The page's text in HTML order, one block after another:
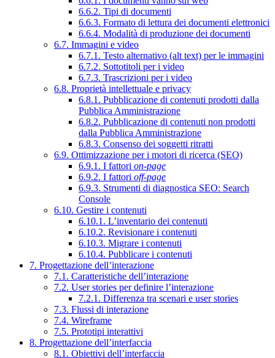
6.6.2. Tipi di documenti
6.6.3. Formato di lettura dei documenti elettronici
6.6.4. Modalità di produzione dei documenti
6.7. Immagini e video
6.7.1. Testo alternativo (alt text) per le immagini
6.7.2. Sottotitoli per i video
6.7.3. Trascrizioni per i video
6.8. Proprietà intellettuale e privacy
6.8.1. Pubblicazione di contenuti prodotti dalla
Pubblica Amministrazione
6.8.2. Pubblicazione di contenuti non prodotti
dalla Pubblica Amministrazione
6.8.3. Consenso dei soggetti ritratti
6.9. Ottimizzazione per i motori di ricerca (SEO)
6.9.1. I fattori on-page
6.9.2. I fattori off-page
6.9.3. Strumenti di diagnostica SEO: Search
Console
6.10. Gestire i contenuti
6.10.1. L’inventario dei contenuti
6.10.2. Revisionare i contenuti
6.10.3. Migrare i contenuti
6.10.4. Pubblicare i contenuti
7. Progettazione dell’interazione
7.1. Caratteristiche dell’interazione
7.2. User stories per definire l’interazione
7.2.1. Differenza tra scenari e user stories
7.3. Flussi di interazione
7.4. Wireframe
7.5. Prototipi interattivi
8. Progettazione dell’interfaccia
8.1. Obiettivi dell’interfaccia